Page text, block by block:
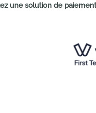
une solution de